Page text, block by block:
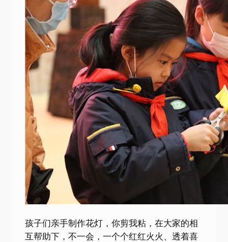
孩子们亲手制作花灯，你剪我粘，在大家的相
互帮助下，不一会，一个个红红火火、透着喜